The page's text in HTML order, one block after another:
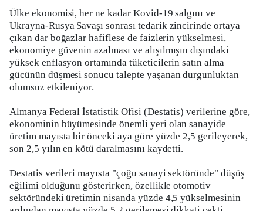
Ülke ekonomisi, her ne kadar Kovid-19 salgını ve
Ukrayna-Rusya Savaşı sonrası tedarik zincirinde ortaya
çıkan dar boğazlar hafiflese de faizlerin yükselmesi,
ekonomiye güvenin azalması ve alışılmışın dışındaki
yüksek enflasyon ortamında tüketicilerin satın alma
gücünün düşmesi sonucu talepte yaşanan durgunluktan
olumsuz etkileniyor.
Almanya Federal İstatistik Ofisi (Destatis) verilerine göre,
ekonominin büyümesinde önemli yeri olan sanayide
üretim mayısta bir önceki aya göre yüzde 2,5 gerileyerek,
son 2,5 yılın en kötü daralmasını kaydetti.
Destatis verileri mayısta "çoğu sanayi sektöründe" düşüş
eğilimi olduğunu gösterirken, özellikle otomotiv
sektöründeki üretimin nisanda yüzde 4,5 yükselmesinin